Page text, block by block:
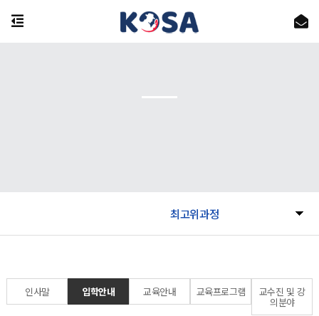
최고위과정
인사말 입학안내 교육안내 교육프로그램 교수진 및 강
의분야